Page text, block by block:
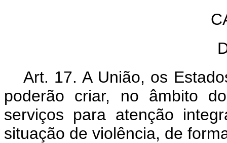
Art. 17. A União, os
poderão criar, no âmbito
serviços para atenção
situação de violência, de